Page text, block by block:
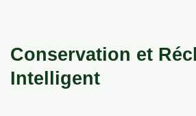
Conservation et
Intelligent